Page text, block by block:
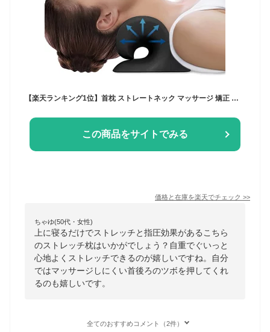
【楽天ランキング1位】首枕 ストレートネック マッサージ 矯正 首まくら ストレッチ枕 頚椎牽引枕 肩楽ピロー 肩こり 首こり 解消グッズ マッサージ 矯正 首コリ マッサージャー かたこり ネックマッサージャー 肩凝り ストレッチャー ストレッチモデル ギフト プレゼント
この商品をサイトでみる
価格と在庫を楽天でチェック >>
ちゃゆ(50代・女性)
上に寝るだけでストレッチと指圧効果があるこちら
のストレッチ枕はいかがでしょう？自重でぐいっと
心地よくストレッチできるのが嬉しいですね。自分
ではマッサージしにくい首後ろのツボを押してくれ
るのも嬉しいです。
全てのおすすめコメント（2件）